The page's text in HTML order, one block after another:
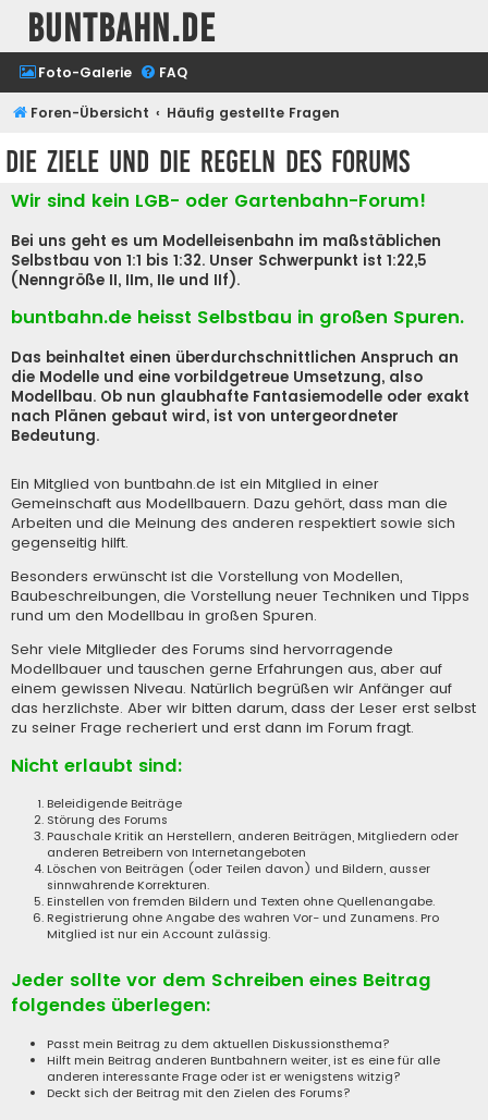
buntbahn.de
Foto-Galerie FAQ
Foren-Übersicht Häufig gestellte Fragen
Die Ziele und die Regeln des Forums
Wir sind kein LGB- oder Gartenbahn-Forum!
Bei uns geht es um Modelleisenbahn im maßstäblichen
Selbstbau von 1:1 bis 1:32. Unser Schwerpunkt ist 1:22,5
(Nenngröße II, IIm, IIe und IIf).
buntbahn.de heisst Selbstbau in großen Spuren.
Das beinhaltet einen überdurchschnittlichen Anspruch an
die Modelle und eine vorbildgetreue Umsetzung, also
Modellbau. Ob nun glaubhafte Fantasiemodelle oder exakt
nach Plänen gebaut wird, ist von untergeordneter
Bedeutung.
Ein Mitglied von buntbahn.de ist ein Mitglied in einer
Gemeinschaft aus Modellbauern. Dazu gehört, dass man die
Arbeiten und die Meinung des anderen respektiert sowie sich
gegenseitig hilft.
Besonders erwünscht ist die Vorstellung von Modellen,
Baubeschreibungen, die Vorstellung neuer Techniken und Tipps
rund um den Modellbau in großen Spuren.
Sehr viele Mitglieder des Forums sind hervorragende
Modellbauer und tauschen gerne Erfahrungen aus, aber auf
einem gewissen Niveau. Natürlich begrüßen wir Anfänger auf
das herzlichste. Aber wir bitten darum, dass der Leser erst selbst
zu seiner Frage recheriert und erst dann im Forum fragt.
Nicht erlaubt sind:
Beleidigende Beiträge
Störung des Forums
Pauschale Kritik an Herstellern, anderen Beiträgen, Mitgliedern oder
anderen Betreibern von Internetangeboten
Löschen von Beiträgen (oder Teilen davon) und Bildern, ausser
sinnwahrende Korrekturen.
Einstellen von fremden Bildern und Texten ohne Quellenangabe.
Registrierung ohne Angabe des wahren Vor- und Zunamens. Pro
Mitglied ist nur ein Account zulässig.
Jeder sollte vor dem Schreiben eines Beitrag
folgendes überlegen:
Passt mein Beitrag zu dem aktuellen Diskussionsthema?
Hilft mein Beitrag anderen Buntbahnern weiter, ist es eine für alle
anderen interessante Frage oder ist er wenigstens witzig?
Deckt sich der Beitrag mit den Zielen des Forums?